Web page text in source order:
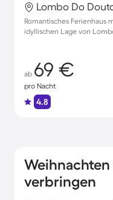
Lombo Do
Romantisches Ferienhaus
idyllischen Lage von
ab 69 €
pro Nacht
4.8
verbringen